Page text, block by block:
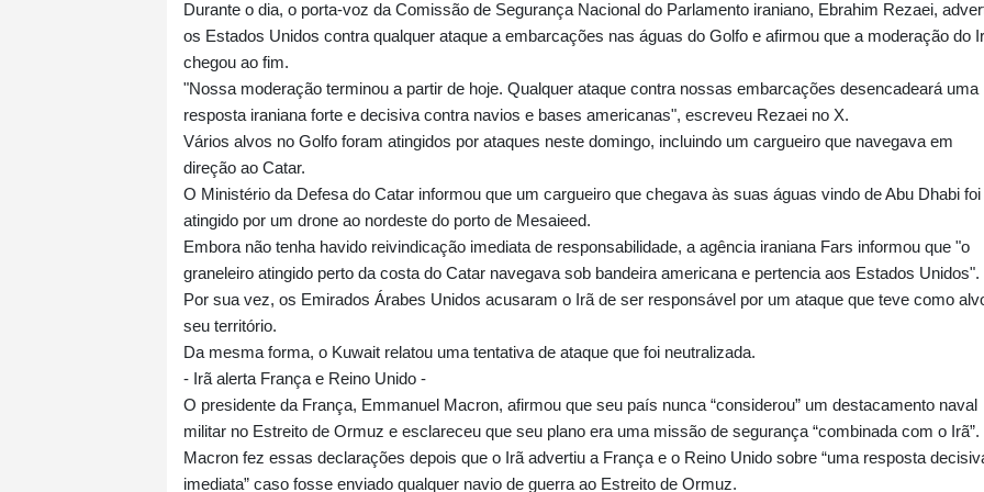
Durante o dia, o porta-voz da Comissão de Segurança Nacional do Parlamento iraniano, Ebrahim Rezaei,
os Estados Unidos contra qualquer ataque a embarcações nas águas do Golfo e afirmou que a moderação do
chegou ao fim.
"Nossa moderação terminou a partir de hoje. Qualquer ataque contra nossas embarcações desencadeará uma
resposta iraniana forte e decisiva contra navios e bases americanas", escreveu Rezaei no X.
Vários alvos no Golfo foram atingidos por ataques neste domingo, incluindo um cargueiro que navegava em
direção ao Catar.
O Ministério da Defesa do Catar informou que um cargueiro que chegava às suas águas vindo de Abu Dhabi foi
atingido por um drone ao nordeste do porto de Mesaieed.
Embora não tenha havido reivindicação imediata de responsabilidade, a agência iraniana Fars informou que "o
graneleiro atingido perto da costa do Catar navegava sob bandeira americana e pertencia aos Estados Unidos".
Por sua vez, os Emirados Árabes Unidos acusaram o Irã de ser responsável por um ataque que teve como
seu território.
Da mesma forma, o Kuwait relatou uma tentativa de ataque que foi neutralizada.
- Irã alerta França e Reino Unido -
O presidente da França, Emmanuel Macron, afirmou que seu país nunca “considerou” um destacamento naval
militar no Estreito de Ormuz e esclareceu que seu plano era uma missão de segurança “combinada com o Irã”.
Macron fez essas declarações depois que o Irã advertiu a França e o Reino Unido sobre “uma resposta
imediata” caso fosse enviado qualquer navio de guerra ao Estreito de Ormuz.